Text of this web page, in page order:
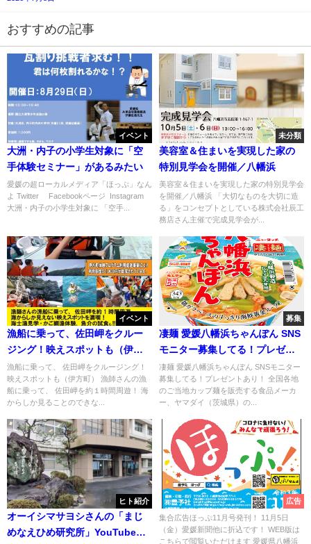
おすすめの記事
イベント
大洲・内子の小学生対象に「空
手体験セミナー」があるみたい
愛媛の超ローカルメディア「ほっぷ」なん
よ Twitter Facebookページ Instagram
大洲・内子の小学生対象に 「空手...
未分類
美容室＆住まいを実現した家の
特別見学会を開催／八幡浜
美容室＆住まいを実現した家の特別見学会
を開催／八幡浜 「大切なものを大切に造
る」をコンセプトとしている株式会社辰工
務店さん主催で完成見学会が...
イベント
漁船に乗って、佐田岬をクルー
ジング！映えスポットも（伊方
町）
漁船に乗って、 佐田岬をクルージング！
映えスポットも（伊方町） 漁師さんの漁
船に乗って、 佐田岬を約１時間周遊！ 海
からしか見ることのできな...
募集
凄麺 愛媛八幡浜ちゃんぽん SNS
モニター募集してる！プレゼン
トあり！
凄麺 愛媛八幡浜ちゃんぽん SNSモニター
募集してる！プレゼントあり！ 全国各地
のご当地カップ麺を販売する食品メーカ
ー、ヤマダイ（茨城県）の...
ヒト紹介
オーイシマサヨシさんの「まじ
めなえひめ研究所」YouTube新
広告
集合広告ほっぷ11月号発刊！ 11月5日
（金）愛媛新聞他に折込です！ WEB版は
こちらで閲覧いただけます 愛媛県八幡浜